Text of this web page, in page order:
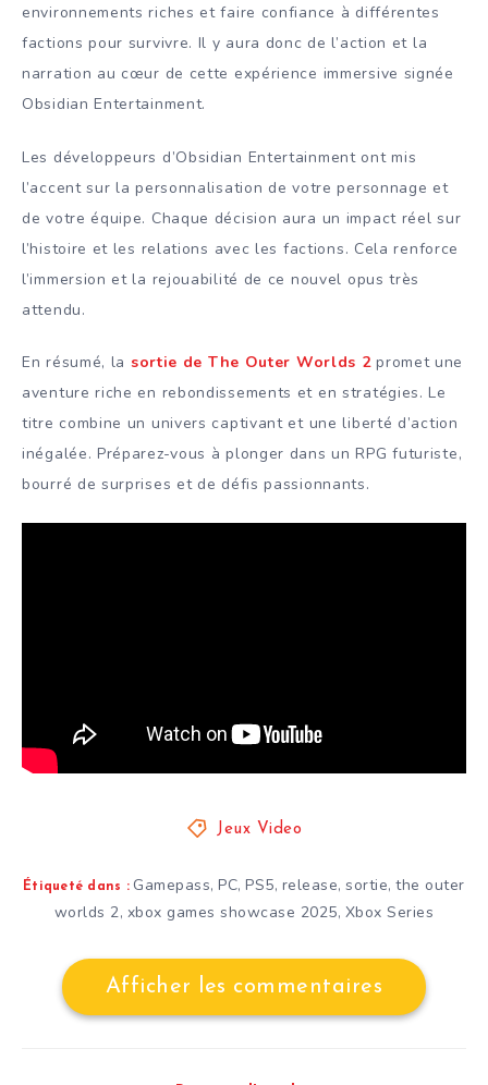
environnements riches et faire confiance à différentes
factions pour survivre. Il y aura donc de l’action et la
narration au cœur de cette expérience immersive signée
Obsidian Entertainment.
Les développeurs d’Obsidian Entertainment ont mis
l’accent sur la personnalisation de votre personnage et
de votre équipe. Chaque décision aura un impact réel sur
l’histoire et les relations avec les factions. Cela renforce
l’immersion et la rejouabilité de ce nouvel opus très
attendu.
En résumé, la sortie de The Outer Worlds 2promet une
aventure riche en rebondissements et en stratégies. Le
titre combine un univers captivant et une liberté d’action
inégalée. Préparez-vous à plonger dans un RPG futuriste,
bourré de surprises et de défis passionnants.
Jeux Video
Étiqueté dans : Gamepass,PC,PS5, release,sortie,the outer
worlds 2, xbox games showcase 2025, Xbox Series
Afficher les commentaires